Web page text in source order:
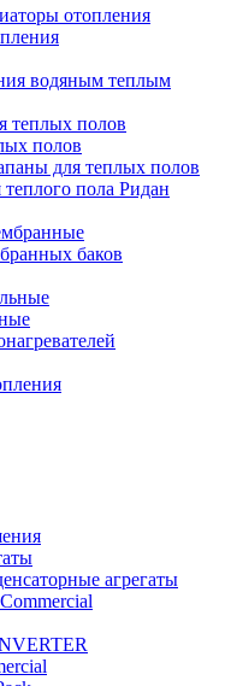
отопления
водяным теплым
теплых полов
полов
для теплых полов
пола Ридан
баков
агрегаты